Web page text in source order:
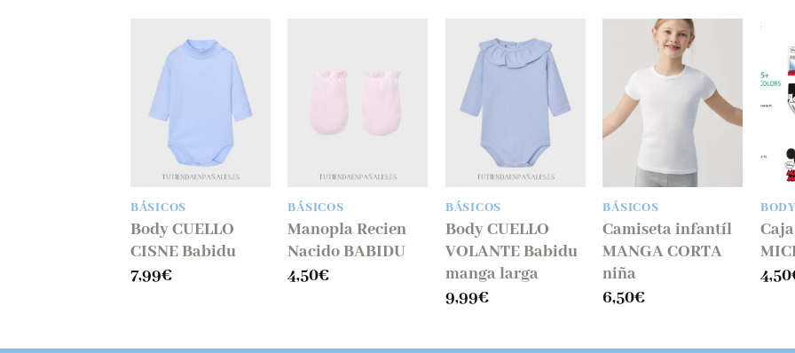
BÁSICOS
Body CUELLO
CISNE Babidu
7,99€
BÁSICOS
Manopla Recien
Nacido BABIDU
4,50€
BÁSICOS
Body CUELLO
VOLANTE Babidu
manga larga
9,99€
BÁSICOS
Camiseta infantíl
MANGA CORTA
niña
6,50€
4,50